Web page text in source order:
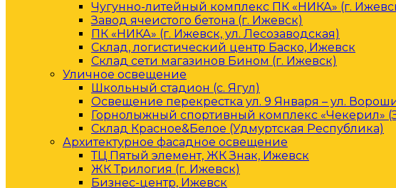
Чугунно-литейный комплекс ПК «НИКА» (г.
Завод ячеистого бетона (г. Ижевск)
ПК «НИКА» (г. Ижевск, ул. Лесозаводская)
Склад, логистический центр Баско, Ижевск
Склад сети магазинов Бином (г. Ижевск)
Уличное освещение
Школьный стадион (с. Ягул)
Освещение перекрестка ул. 9 Января – ул.
Горнолыжный спортивный комплекс «Чекерил»
Склад Красное&Белое (Удмуртская Республика)
Архитектурное фасадное освещение
ТЦ Пятый элемент, ЖК Знак, Ижевск
ЖК Трилогия (г. Ижевск)
Бизнес-центр, Ижевск